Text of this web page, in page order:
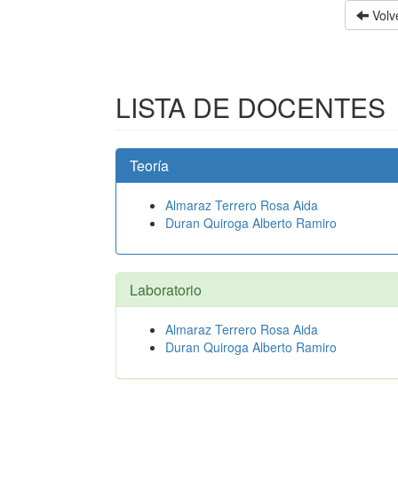
LISTA DE DOCENTES
Teoría
Almaraz Terrero Rosa Aida
Duran Quiroga Alberto Ramiro
Laboratorio
Almaraz Terrero Rosa Aida
Duran Quiroga Alberto Ramiro